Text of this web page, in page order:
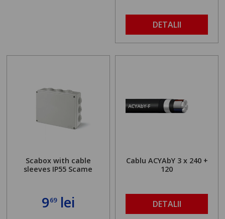
DETALII
Scabox with cable
sleeves IP55 Scame
969lei
Cablu ACYAbY 3 x 240 +
120
DETALII